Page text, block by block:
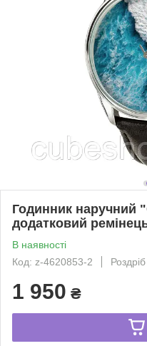
Годинник наручний
додатковий
В наявності
Код: z-4620853-2
Роздріб
1 950 ₴